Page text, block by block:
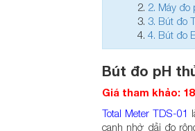
2. Máy đo
3. Bút đo
4. Bút đo
Bút đo pH
Giá tham khảo:
Total Meter TDS-01
canh nhờ dải đo